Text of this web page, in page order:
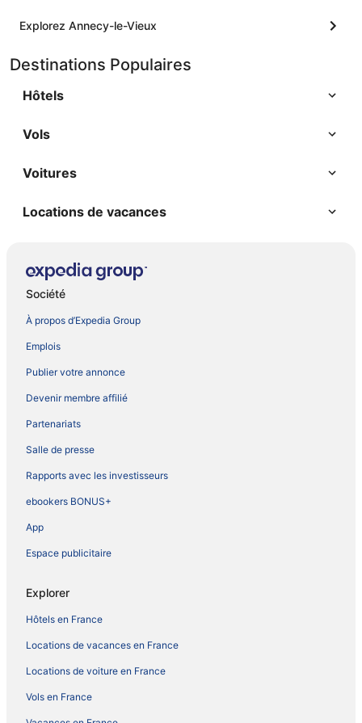
Explorez Annecy-le-Vieux
Destinations Populaires
Hôtels
Vols
Voitures
Locations de vacances
Société
À propos d’Expedia Group
Emplois
Publier votre annonce
Devenir membre affilié
Partenariats
Salle de presse
Rapports avec les investisseurs
ebookers BONUS+
App
Espace publicitaire
Explorer
Hôtels en France
Locations de vacances en France
Locations de voiture en France
Vols en France